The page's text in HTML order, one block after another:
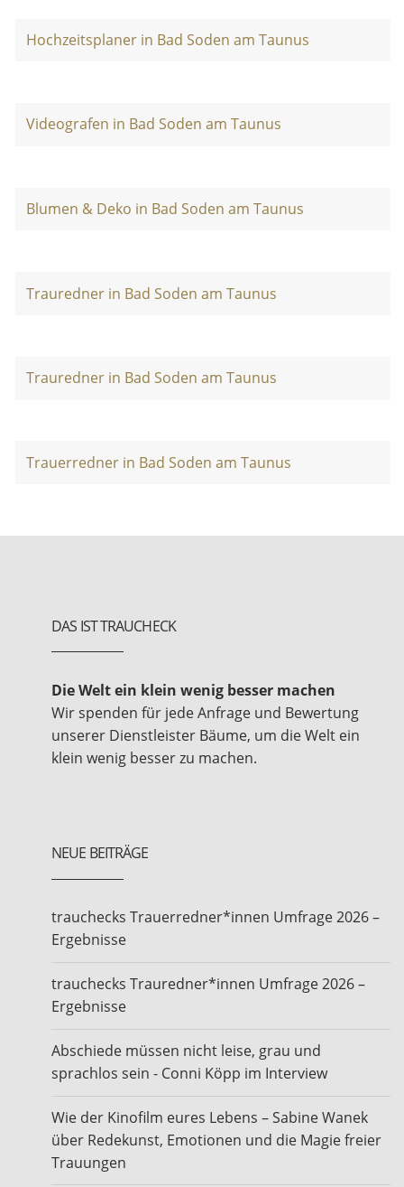
Hochzeitsplaner in Bad Soden am Taunus
Videografen in Bad Soden am Taunus
Blumen & Deko in Bad Soden am Taunus
Trauredner in Bad Soden am Taunus
Trauredner in Bad Soden am Taunus
Trauerredner in Bad Soden am Taunus
DAS IST TRAUCHECK
Die Welt ein klein wenig besser machen
Wir spenden für jede Anfrage und Bewertung
unserer Dienstleister Bäume, um die Welt ein
klein wenig besser zu machen.
NEUE BEITRÄGE
trauchecks Trauerredner*innen Umfrage 2026 –
Ergebnisse
trauchecks Trauredner*innen Umfrage 2026 –
Ergebnisse
Abschiede müssen nicht leise, grau und
sprachlos sein - Conni Köpp im Interview
Wie der Kinofilm eures Lebens – Sabine Wanek
über Redekunst, Emotionen und die Magie freier
Trauungen